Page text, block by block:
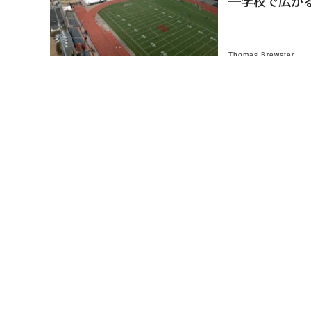
Thomas Brewster